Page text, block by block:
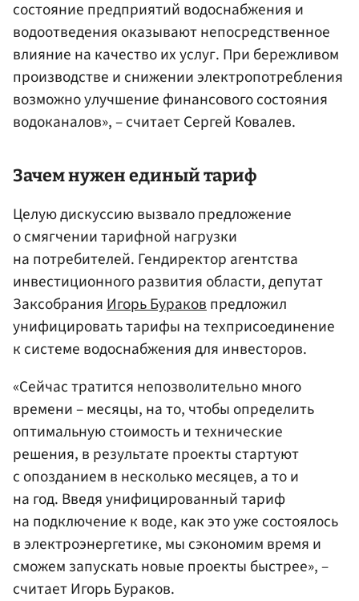
состояние предприятий водоснабжения и
водоотведения оказывают непосредственное
влияние на качество их услуг. При бережливом
производстве и снижении электропотребления
возможно улучшение финансового состояния
водоканалов», – считает Сергей Ковалев.
Зачем нужен единый тариф
Целую дискуссию вызвало предложение
о смягчении тарифной нагрузки
на потребителей. Гендиректор агентства
инвестиционного развития области, депутат
ЗаксобранияИгорь Бураковпредложил
унифицировать тарифы на техприсоединение
к системе водоснабжения для инвесторов.
«Сейчас тратится непозволительно много
времени – месяцы, на то, чтобы определить
оптимальную стоимость и технические
решения, в результате проекты стартуют
с опозданием в несколько месяцев, а то и
на год. Введя унифицированный тариф
на подключение к воде, как это уже состоялось
в электроэнергетике, мы сэкономим время и
сможем запускать новые проекты быстрее», –
считает Игорь Бураков.